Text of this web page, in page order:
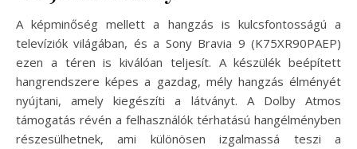
A képminőség mellett a hangzás is kulcsfontosságú a
televíziók világában, és a Sony Bravia 9 (K75XR90PAEP)
ezen a téren is kiválóan teljesít. A készülék beépített
hangrendszere képes a gazdag, mély hangzás élményét
nyújtani, amely kiegészíti a látványt. A Dolby Atmos
támogatás révén a felhasználók térhatású hangélményben
részesülhetnek, ami különösen izgalmassá teszi a